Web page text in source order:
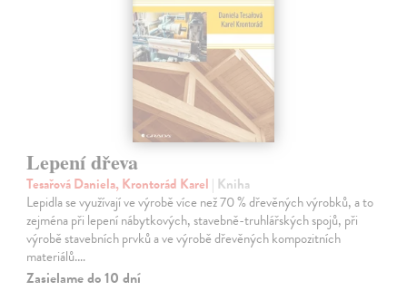
Lepení dřeva
Tesařová Daniela, Krontorád Karel | Kniha
Lepidla se využívají ve výrobě více než 70 % dřevěných výrobků, a to
zejména při lepení nábytkových, stavebně-truhlářských spojů, při
výrobě stavebních prvků a ve výrobě dřevěných kompozitních
materiálů.…
Zasielame do 10 dní